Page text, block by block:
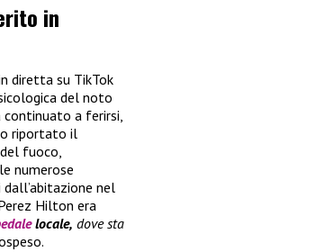
in
diretta su TikTok
del noto
continuato a ferirsi,
riportato il
fuoco,
numerose
nel
Hilton era
locale, dove sta